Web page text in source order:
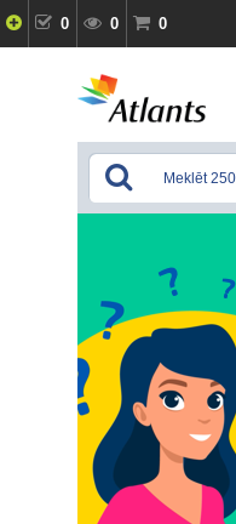
0 0 0